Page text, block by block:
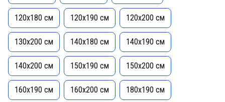
120x180 см 120x190 см 120x200 см
130x200 см 140х180 см 140x190 см
140x200 см 150x190 см 150x200 см
160x190 см 160x200 см 180x190 см